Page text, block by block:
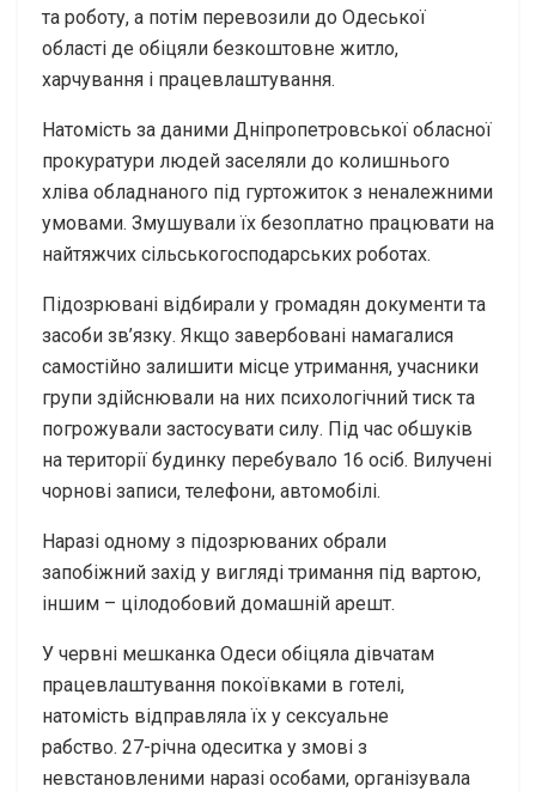
та роботу, а потім перевозили до Одеської
області де обіцяли безкоштовне житло,
харчування і працевлаштування.
Натомість за даними Дніпропетровської обласної
прокуратури людей заселяли до колишнього
хліва обладнаного під гуртожиток з неналежними
умовами. Змушували їх безоплатно працювати на
найтяжчих сільськогосподарських роботах.
Підозрювані відбирали у громадян документи та
засоби зв’язку. Якщо завербовані намагалися
самостійно залишити місце утримання, учасники
групи здійснювали на них психологічний тиск та
погрожували застосувати силу. Під час обшуків
на території будинку перебувало 16 осіб. Вилучені
чорнові записи, телефони, автомобілі.
Наразі одному з підозрюваних обрали
запобіжний захід у вигляді тримання під вартою,
іншим – цілодобовий домашній арешт.
У червні мешканка Одеси обіцяла дівчатам
працевлаштування покоївками в готелі,
натомість відправляла їх у сексуальне
рабство. 27-річна одеситка у змові з
невстановленими наразі особами, організувала